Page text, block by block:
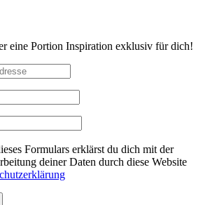
eine Portion Inspiration exklusiv für dich!
Formulars erklärst du dich mit der
deiner Daten durch diese Website